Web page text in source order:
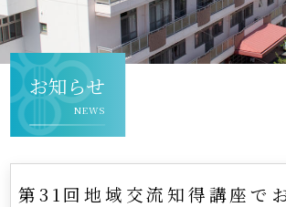
お知らせ
NEWS
第31回地域交流知得講座で